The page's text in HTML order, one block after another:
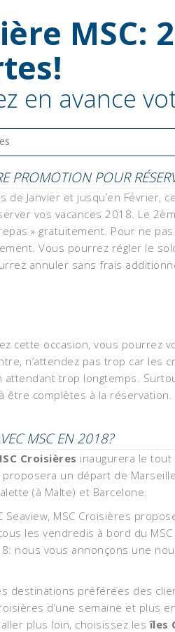
MSC:
en avance
PROMOTION POUR
de Janvier et jusqu’en Février,
vos vacances 2018. Le
» gratuitement. Pour ne
Vous pourrez régler le
annuler sans frais
cette occasion, vous pourrez
n’attendez pas trop car les
attendant trop longtemps.
être complètes à la réservation.
MSC EN 2018?
Croisières inaugurera le tout
proposera un départ de
(à Malte) et Barcelone.
Seaview, MSC Croisières
les vendredis à bord du
nous vous annonçons une
destinations préférées des
d’une semaine et plus
plus loin, choisissez les îles